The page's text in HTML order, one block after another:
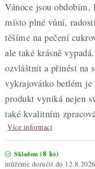
Vánoce jsou obdobím,
místo plné vůní,
těšíme na pečení
ale také krásně
ozvláštnit a přinést na
vykrajovátko betlém je
produkt vyniká nejen
také kvalitním
Více informací
Skladem (8 ks)
12.8.2026